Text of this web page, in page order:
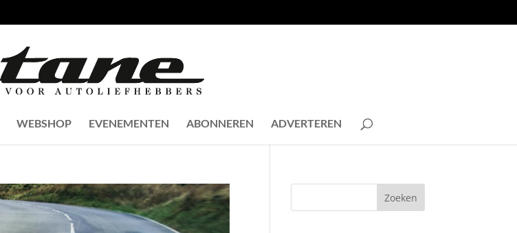
WEBSHOP EVENEMENTEN ABONNEREN ADVERTEREN